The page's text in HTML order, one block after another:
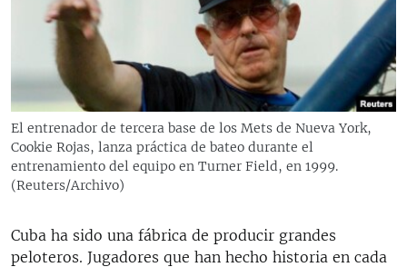
RADIO MARTÍ
ESPECIALES
LA REALIDAD DE LA VIVIENDA EN CUBA
SER VIEJO EN CUBA
KENTU-CUBANO
DESINFORMACIÓN RUSA EN AMÉRICA LATINA
MULTIMEDIA
EDITORIALES
SÍGUENOS
El entrenador de tercera base de los Mets de Nueva York,
Cookie Rojas, lanza práctica de bateo durante el
entrenamiento del equipo en Turner Field, en 1999.
(Reuters/Archivo)
Cuba ha sido una fábrica de producir grandes
peloteros. Jugadores que han hecho historia en cada